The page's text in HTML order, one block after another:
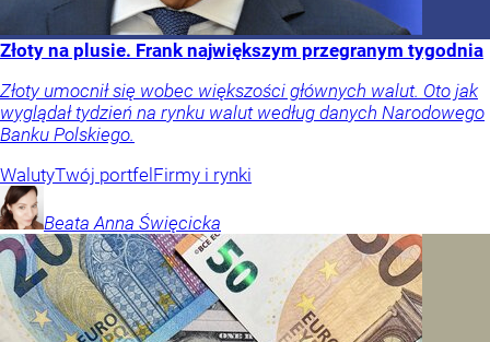
Złoty na plusie. Frank największym przegranym tygodnia
Złoty umocnił się wobec większości głównych walut. Oto jak
wyglądał tydzień na rynku walut według danych Narodowego
Banku Polskiego.
WalutyTwój portfel Firmy i rynki
Beata Anna Święcicka